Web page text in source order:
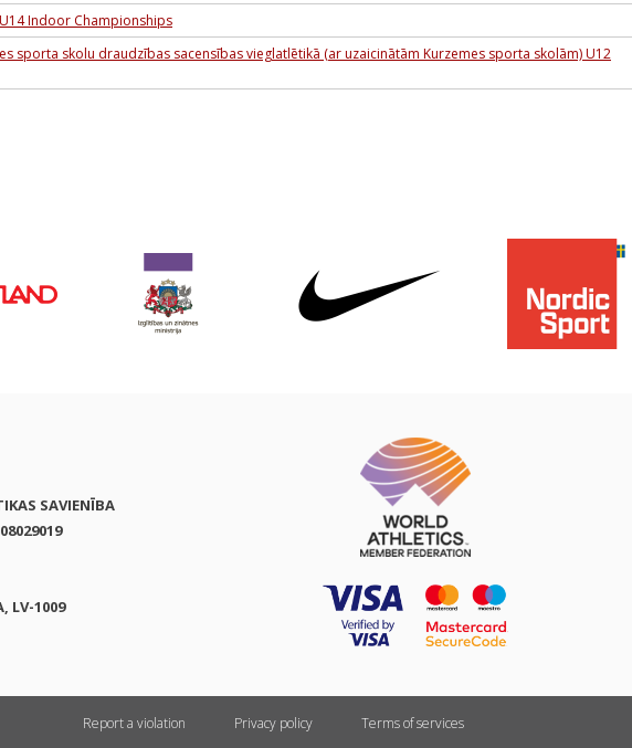
Indoor Championships
sporta skolu draudzības sacensības vieglatlētikā (ar uzaicinātām Kurzemes sporta skolām) U12
SAVIENĪBA
LV-1009
Report a violation Privacy policy Terms of services